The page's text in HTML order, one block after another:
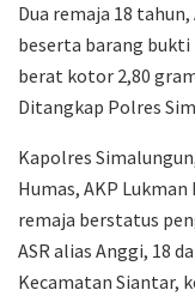
Dua remaja 18 tahun,
beserta barang bukti
berat kotor 2,80
Ditangkap Polres
Kapolres
Humas, AKP
remaja berstatus
ASR alias Anggi, 18
Kecamatan Siantar,